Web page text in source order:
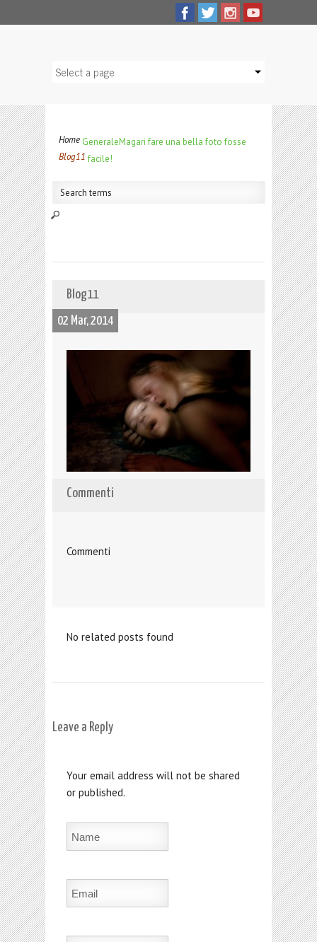
Home GeneraleMagari fare una bella foto fosse
facile!
Blog11
Blog11
02 Mar, 2014
Commenti
Commenti
No related posts found
Leave a Reply
Your email address will not be shared
or published.